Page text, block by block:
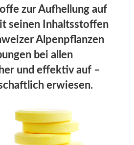
zur Aufhellung auf
seinen Inhaltsstoffen
Alpenpflanzen
bei allen
und effektiv auf –
erwiesen.